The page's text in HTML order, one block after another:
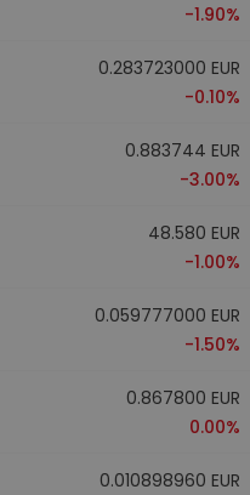
-1.90%
0.283723000 EUR
-0.10%
0.883744 EUR
-3.00%
48.580 EUR
-1.00%
0.059777000 EUR
-1.50%
0.867800 EUR
0.00%
0.010898960 EUR